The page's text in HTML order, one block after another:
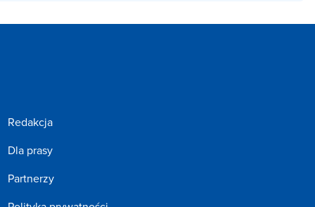
Redakcja
Dla prasy
Partnerzy